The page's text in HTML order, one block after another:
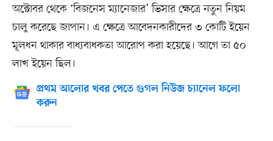
অক্টোবর থেকে ‘বিজনেস ম্যানেজার’ ভিসার ক্ষেত্রে নতুন নিয়ম
চালু করেছে জাপান। এ ক্ষেত্রে আবেদনকারীদের ৩ কোটি ইয়েন
মূলধন থাকার বাধ্যবাধকতা আরোপ করা হয়েছে। আগে তা ৫০
লাখ ইয়েন ছিল।
প্রথম আলোর খবর পেতে গুগল নিউজ চ্যানেল ফলো
করুন